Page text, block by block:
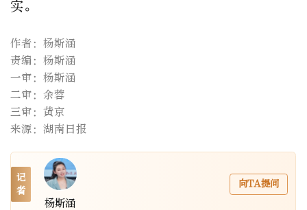
实。
作者：杨斯涵
责编：杨斯涵
一审：杨斯涵
二审：余蓉
三审：黄京
来源：湖南日报
记
者
杨斯涵
向TA提问